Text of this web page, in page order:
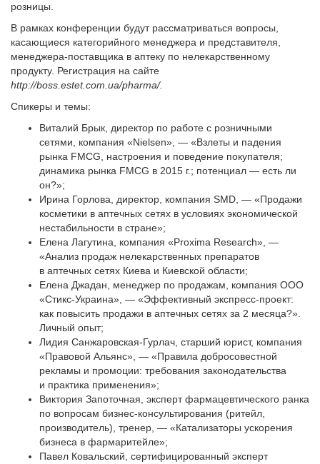
розницы.
В рамках конференции будут рассматриваться вопросы,
касающиеся категорийного менеджера и представителя,
менеджера-поставщика в аптеку по нелекарственному
продукту. Регистрация на сайте
http://boss.estet.com.ua/pharma/.
Спикеры и темы:
Виталий Брык, директор по работе с розничными
сетями, компания «Nielsen», — «Взлеты и падения
рынка FMCG, настроения и поведение покупателя;
динамика рынка FMCG в 2015 г.; потенциал — есть ли
он?»;
Ирина Горлова, директор, компания SMD, — «Продажи
косметики в аптечных сетях в условиях экономической
нестабильности в стране»;
Елена Лагутина, компания «Proxima Research», —
«Анализ продаж нелекарственных препаратов
в аптечных сетях Киева и Киевской области;
Елена Джадан, менеджер по продажам, компания ООО
«Стикс-Украина», — «Эффективный экспресс-проект:
как повысить продажи в аптечных сетях за 2 месяца?».
Личный опыт;
Лидия Санжаровская-Гурлач, старший юрист, компания
«Правовой Альянс», — «Правила добросовестной
рекламы и промоции: требования законодательства
и практика применения»;
Виктория Запоточная, эксперт фармацевтического ранка
по вопросам бизнес-консультирования (ритейл,
производитель), тренер, — «Катализаторы ускорения
бизнеса в фармаритейле»;
Павел Ковальский, сертифицированный эксперт